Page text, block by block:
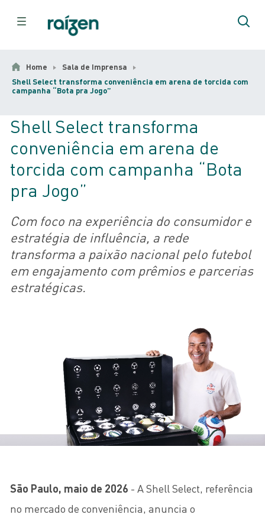
Home
Sala de Imprensa
Shell Select transforma conveniência em arena de torcida com
campanha “Bota pra Jogo”
Shell Select transforma
conveniência em arena de
torcida com campanha “Bota
pra Jogo”
Com foco na experiência do consumidor e
estratégia de influência, a rede
transforma a paixão nacional pelo futebol
em engajamento com prêmios e parcerias
estratégicas.
São Paulo, maio de 2026 - A Shell Select, referência
no mercado de conveniência, anuncia o